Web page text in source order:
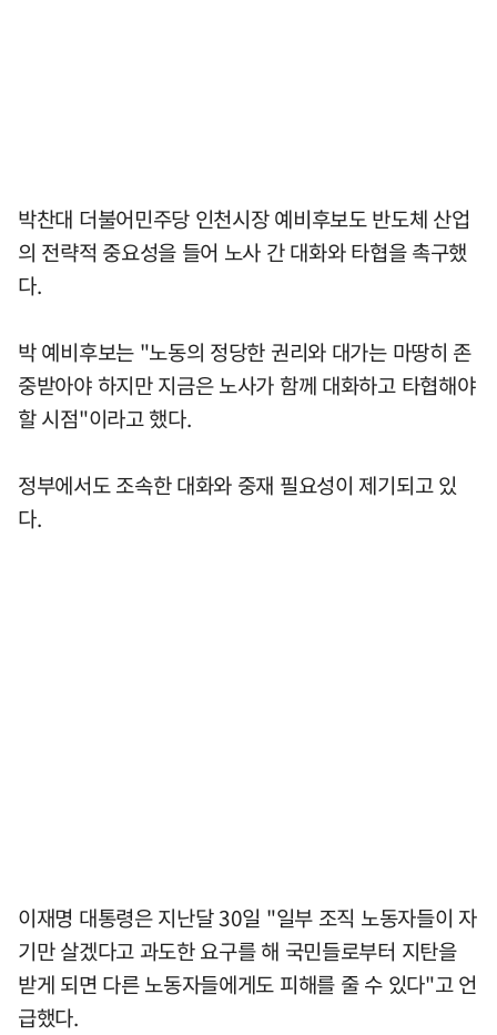
박찬대 더불어민주당 인천시장 예비후보도 반도체 산업
의 전략적 중요성을 들어 노사 간 대화와 타협을 촉구했
다.
박 예비후보는 "노동의 정당한 권리와 대가는 마땅히 존
중받아야 하지만 지금은 노사가 함께 대화하고 타협해야
할 시점"이라고 했다.
정부에서도 조속한 대화와 중재 필요성이 제기되고 있
다.
이재명 대통령은 지난달 30일 "일부 조직 노동자들이 자
기만 살겠다고 과도한 요구를 해 국민들로부터 지탄을
받게 되면 다른 노동자들에게도 피해를 줄 수 있다"고 언
급했다.